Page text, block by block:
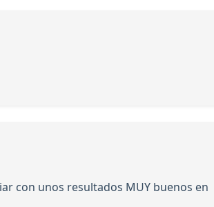
con unos resultados MUY buenos en